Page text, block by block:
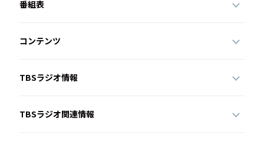
番組表
コンテンツ
TBSラジオ情報
TBSラジオ関連情報